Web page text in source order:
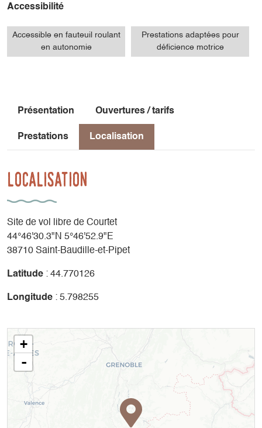
Accessibilité
Accessible en fauteuil roulant
en autonomie
Prestations adaptées pour
déficience motrice
Présentation Ouvertures / tarifs
Prestations Localisation
Localisation
Site de vol libre de Courtet
44°46'30.3"N 5°46'52.9"E
38710 Saint-Baudille-et-Pipet
Latitude : 44.770126
Longitude : 5.798255
+
-